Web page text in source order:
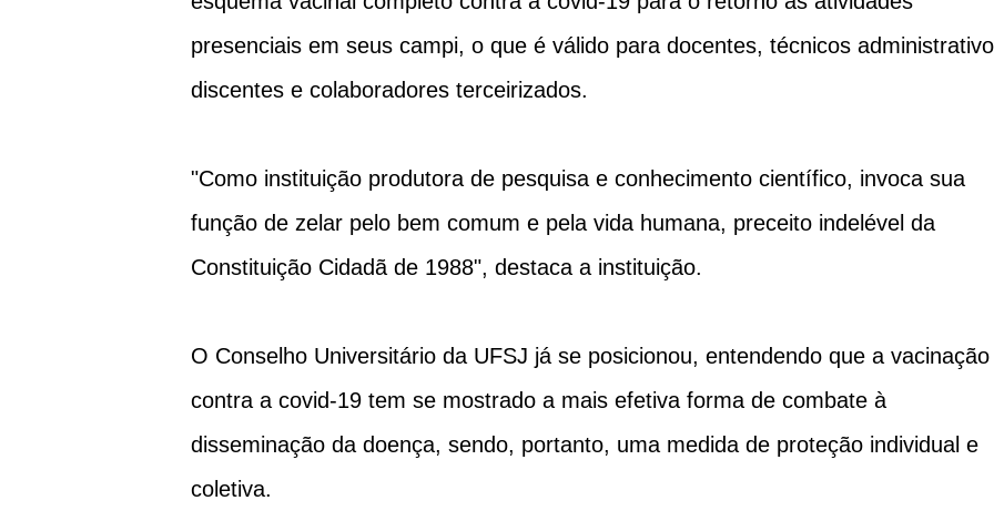
presenciais em seus campi, o que é válido para docentes, técnicos
discentes e colaboradores terceirizados.
"Como instituição produtora de pesquisa e conhecimento científico, invoca sua
função de zelar pelo bem comum e pela vida humana, preceito indelével da
Constituição Cidadã de 1988", destaca a instituição.
O Conselho Universitário da UFSJ já se posicionou, entendendo que a vacinação
contra a covid-19 tem se mostrado a mais efetiva forma de combate à
disseminação da doença, sendo, portanto, uma medida de proteção individual e
coletiva.